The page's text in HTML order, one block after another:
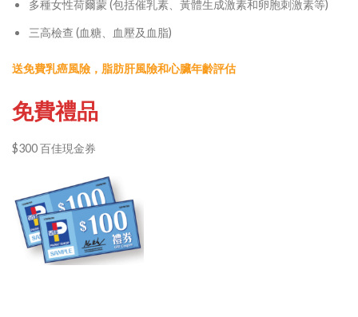
多種女性荷爾蒙 (包括催乳素、黃體生成激素和卵胞刺激素等)
三高檢查 (血糖、血壓及血脂)
送免費乳癌風險，脂肪肝風險和心臟年齡評估
免費禮品
$300 百佳現金券